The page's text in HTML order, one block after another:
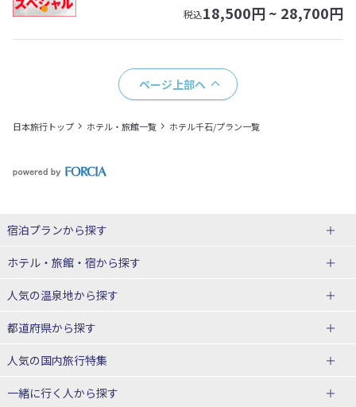
税込18,500円 ~ 28,700円
ページ上部へ
日本旅行トップ ホテル・旅館一覧 ホテル千石/プラン一覧
宿泊プランから探す
北海道
東北
青森県
宮城県
山形県
ホテル・旅館・宿から探す
北海道ホテル・旅館
青森県ホテル・旅館
宮城県ホテル・旅館
人気の温泉地から探す
北海道
湯の川温泉(北海道)
十勝川温泉(北海道)
都道府県から探す
北海道旅行・ツアー
人気の国内旅行特集
東京ディズニーリゾート®への旅
ユニバーサル・スタジオ・ジャパ
一緒に行く人から探す